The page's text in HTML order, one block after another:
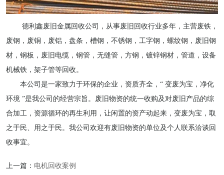
德利鑫废旧金属回收公司，从事废旧回收行业多年，主营废铁，
废钢，废铜，废铝，盘条，槽钢，不锈钢，工字钢， 螺纹钢 ，废旧钢
材，钢板，废旧电缆，钢管，无缝管，方钢，镀锌钢材，管道，设备
机械铁，架子管等回收。
本公司是一家致力于环保的企业，资质齐全，“ 变废为宝，净化
环境 ”是我公司的经营宗旨。废旧物资的统一收购及对废旧产品的综
合加工，资源循环的再生利用，让闲置的资产动起来，变废为宝，取
之于民、用之于民。我公司欢迎有废旧物资的单位及个人联系洽谈回
收事宜。
上一篇： 电机回收案例